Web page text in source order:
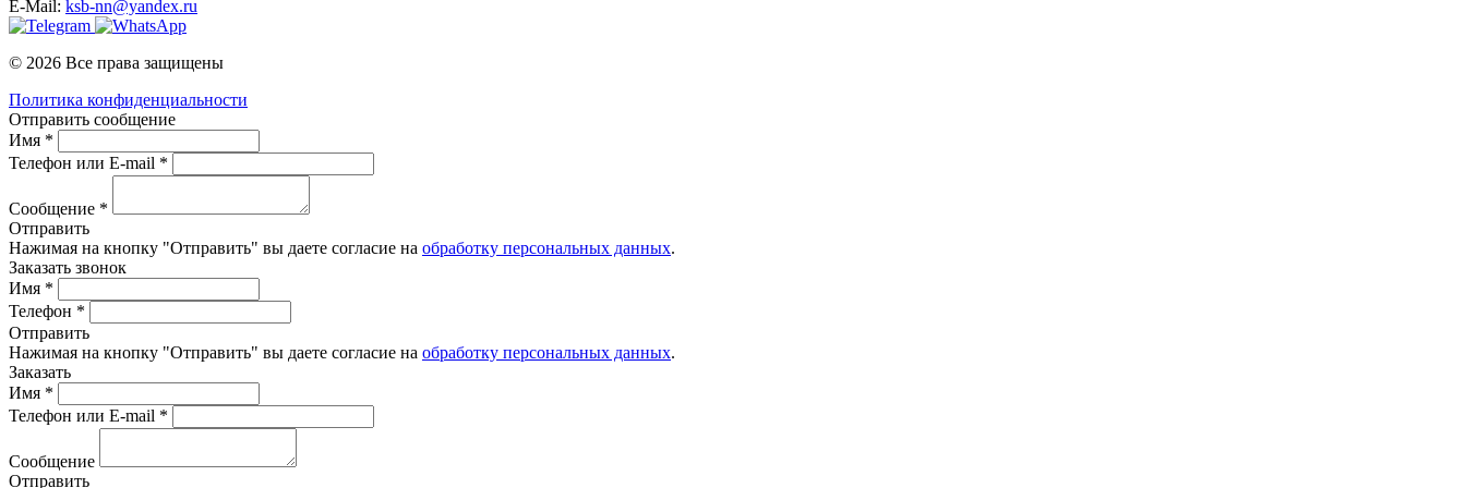
E-Mail: ksb-nn@yandex.ru
© 2026 Все права защищены
Политика конфиденциальности
Отправить сообщение
Имя *
Телефон или E-mail *
Сообщение *
Отправить
Нажимая на кнопку "Отправить" вы даете согласие на обработку персональных данных.
Заказать звонок
Имя *
Телефон *
Отправить
Нажимая на кнопку "Отправить" вы даете согласие на обработку персональных данных.
Заказать
Имя *
Телефон или E-mail *
Сообщение
Отправить